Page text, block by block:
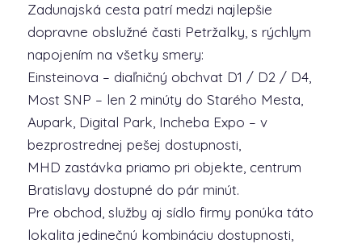
Zadunajská cesta patrí medzi najlepšie
dopravne obslužné časti Petržalky, s rýchlym
napojením na všetky smery:
Einsteinova – diaľničný obchvat D1 / D2 / D4,
Most SNP – len 2 minúty do Starého Mesta,
Aupark, Digital Park, Incheba Expo – v
bezprostrednej pešej dostupnosti,
MHD zastávka priamo pri objekte, centrum
Bratislavy dostupné do pár minút.
Pre obchod, služby aj sídlo firmy ponúka táto
lokalita jedinečnú kombináciu dostupnosti,